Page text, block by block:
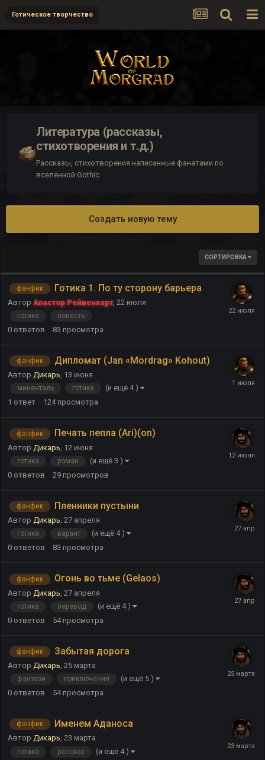
Готическое творчество
Литература (рассказы,
стихотворения и т.д.)
Рассказы, стихотворения написанные фанатами по
вселенной Gothic
Создать новую тему
СОРТИРОВКА
фанфик Готика 1. По ту сторону барьера
Автор Аластор Рейвенхарт, 22 июля
готика повесть
0 ответов 83 просмотра
фанфик Дипломат (Jan «Mordrag» Kohout)
Автор Дикарь, 13 июня
миненталь готика
(и ещё 4 )
1 ответ 124 просмотра
фанфик Печать пепла (Ari)(on)
Автор Дикарь 12 июня
готика роман
(и ещё 3 )
0 ответов 29 просмотров
фанфик Пленники пустыни
Автор Дикарь, 27 апреля
готика варант
(и ещё 4 )
0 ответов 83 просмотра
фанфик Огонь во тьме (Gelaos)
Автор Дикарь 27 апреля
готика перевод
(и ещё 4 )
0 ответов 54 просмотра
фанфик Забытая дорога
Автор Дикарь, 25 марта
фэнтези приключения
(и ещё 5 )
0 ответов 54 просмотра
фанфик Именем Аданоса
Автор Дикарь, 23 марта
готика рассказ
(и ещё 4 )